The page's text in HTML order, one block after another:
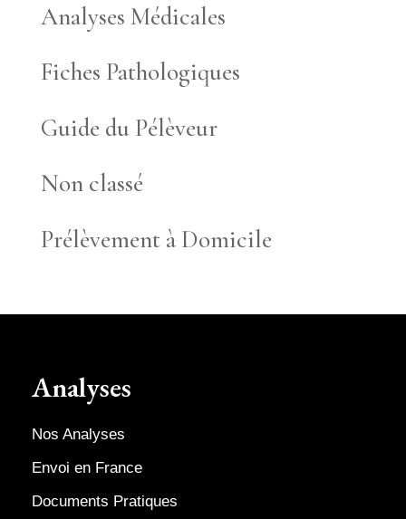
Analyses Médicales
Fiches Pathologiques
Guide du Pélèveur
Non classé
Prélèvement à Domicile
Analyses
Nos Analyses
Envoi en France
Documents Pratiques